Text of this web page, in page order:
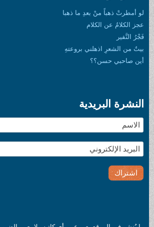
لو أمطرتْ ذهباً منْ بعدِ ما ذهبا
عجز الكلامُ عن الكلام
فَجْرُ النَّفير
بيتٌ من الشعرِ اذهلني بروعتهِ
أين صاحبي حسن؟؟
النشرة البريدية